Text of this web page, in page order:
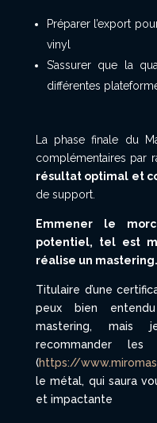
Préparer l’export
vinyl
S’assurer que la
différentes
La phase finale du
complémentaires par
résultat optimal et
de support.
Emmener le
potentiel, tel est
réalise un mastering.
Titulaire d’une
peux bien
mastering, mais
recommander
(https://
le métal, qui saura
et impactante